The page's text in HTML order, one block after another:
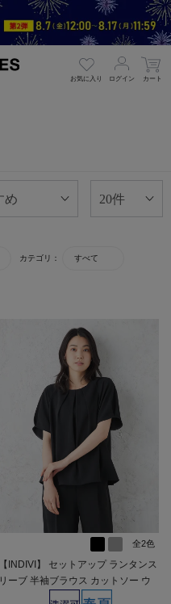
お気に入り ログイン カート
カテゴリ： すべて
全2色
【INDIVI】 セットアップ ランタンス
リーブ 半袖ブラウス カットソー ウ
ォッシャブル 春夏【レディース】